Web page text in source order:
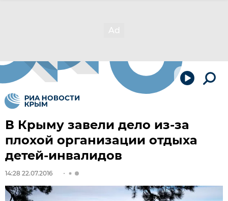
В Крыму завели дело из-за
плохой организации отдыха
детей-инвалидов
14:28 22.07.2016